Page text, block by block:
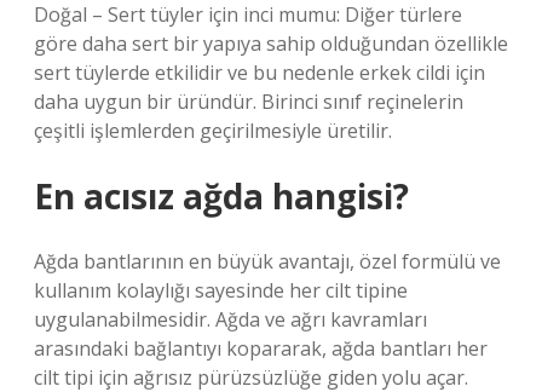
Doğal – Sert tüyler için inci mumu: Diğer türlere
göre daha sert bir yapıya sahip olduğundan özellikle
sert tüylerde etkilidir ve bu nedenle erkek cildi için
daha uygun bir üründür. Birinci sınıf reçinelerin
çeşitli işlemlerden geçirilmesiyle üretilir.
En acısız ağda hangisi?
Ağda bantlarının en büyük avantajı, özel formülü ve
kullanım kolaylığı sayesinde her cilt tipine
uygulanabilmesidir. Ağda ve ağrı kavramları
arasındaki bağlantıyı kopararak, ağda bantları her
cilt tipi için ağrısız pürüzsüzlüğe giden yolu açar.